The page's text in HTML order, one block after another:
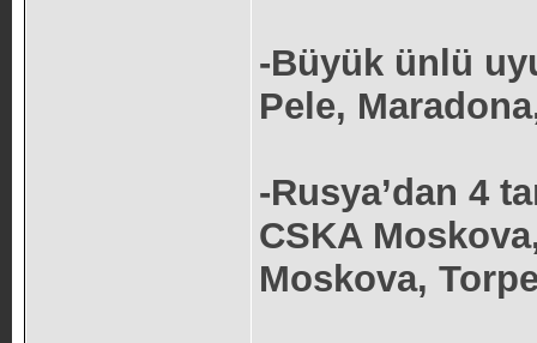
-Büyük ünlü
Pele,
-Rusya’dan 4
CSKA
Moskova,